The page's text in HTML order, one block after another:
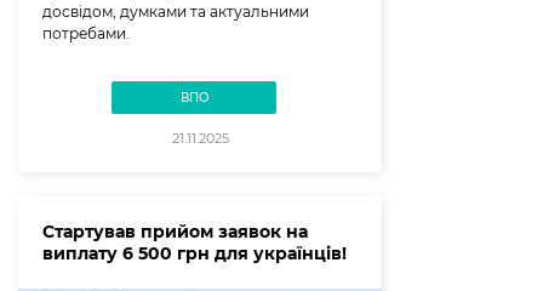
досвідом, думками та актуальними
потребами.
ВПО
21.11.2025
Стартував прийом заявок на
виплату 6 500 грн для українців!